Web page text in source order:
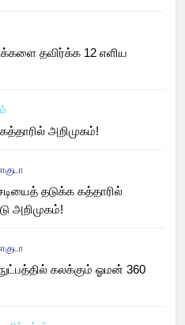
தவிர்க்க 12 எளிய
அறிமுகம்!
தடுக்க கத்தாரில்
அறிமுகம்!
கலக்கும் ஓமன் 360